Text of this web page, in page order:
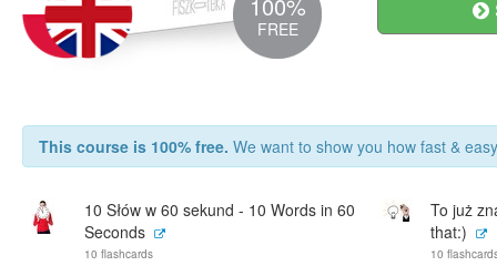
FREE
This course is 100% free. We want to show you how fast &
10 Słów w 60 sekund - 10 Words in 60
Seconds
10 flashcards
To już
that:)
10